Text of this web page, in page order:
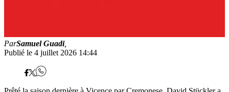
ParSamuel Guadi,
Publié le 4 juillet 2026 14:44